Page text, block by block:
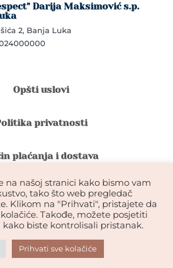
Darija Maksimović s.p.
2, Banja Luka
Opšti uslovi
privatnosti
plaćanja i dostava
i povrat robe
na kvalitet ekstenzija
na našoj stranici kako bismo vam
tako što web pregledač
Klikom na "Prihvati", pristajete da
Takođe, možete posjetiti
kako biste kontrolisali pristanak.
Prihvati sve kolačiće